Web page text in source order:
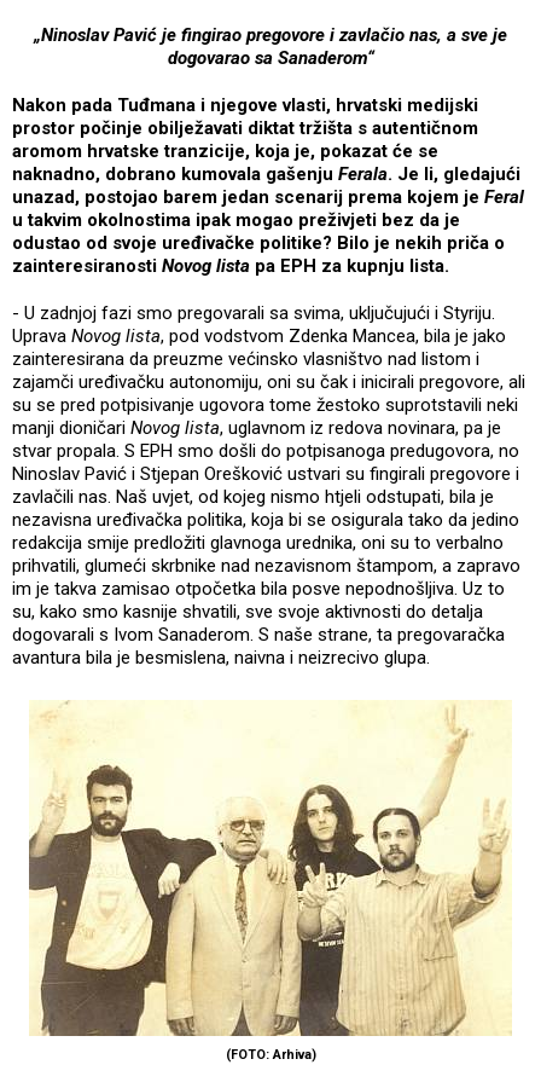
„Ninoslav Pavić je fingirao pregovore i zavlačio nas, a sve je
dogovarao sa Sanaderom“
Nakon pada Tuđmana i njegove vlasti, hrvatski medijski
prostor počinje obilježavati diktat tržišta s autentičnom
aromom hrvatske tranzicije, koja je, pokazat će se
naknadno, dobrano kumovala gašenju Ferala. Je li, gledajući
unazad, postojao barem jedan scenarij prema kojem je Feral
u takvim okolnostima ipak mogao preživjeti bez da je
odustao od svoje uređivačke politike? Bilo je nekih priča o
zainteresiranosti Novog lista pa EPH za kupnju lista.
- U zadnjoj fazi smo pregovarali sa svima, uključujući i Styriju.
Uprava Novog lista, pod vodstvom Zdenka Mancea, bila je jako
zainteresirana da preuzme većinsko vlasništvo nad listom i
zajamči uređivačku autonomiju, oni su čak i inicirali pregovore, ali
su se pred potpisivanje ugovora tome žestoko suprotstavili neki
manji dioničari Novog lista, uglavnom iz redova novinara, pa je
stvar propala. S EPH smo došli do potpisanoga predugovora, no
Ninoslav Pavić i Stjepan Orešković ustvari su fingirali pregovore i
zavlačili nas. Naš uvjet, od kojeg nismo htjeli odstupati, bila je
nezavisna uređivačka politika, koja bi se osigurala tako da jedino
redakcija smije predložiti glavnoga urednika, oni su to verbalno
prihvatili, glumeći skrbnike nad nezavisnom štampom, a zapravo
im je takva zamisao otpočetka bila posve nepodnošljiva. Uz to
su, kako smo kasnije shvatili, sve svoje aktivnosti do detalja
dogovarali s Ivom Sanaderom. S naše strane, ta pregovaračka
avantura bila je besmislena, naivna i neizrecivo glupa.
(FOTO: Arhiva)